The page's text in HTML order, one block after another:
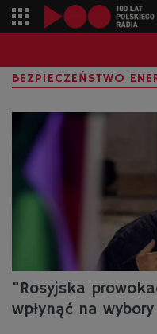
BEZPIECZEŃSTWO
"Rosyjska
wpłynąć na wybory